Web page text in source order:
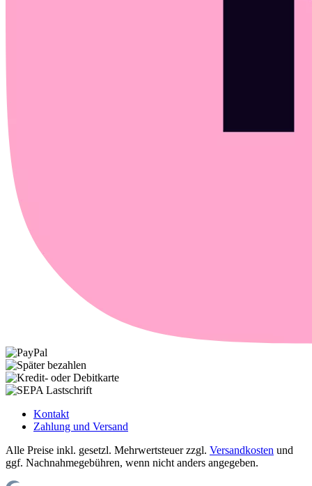
Kontakt
Zahlung und Versand
Alle Preise inkl. gesetzl. Mehrwertsteuer zzgl. Versandkosten und
ggf. Nachnahmegebühren, wenn nicht anders angegeben.